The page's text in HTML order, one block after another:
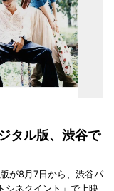
タル版、渋谷で
が8月7日から、渋谷パ
シネクイント」で上映